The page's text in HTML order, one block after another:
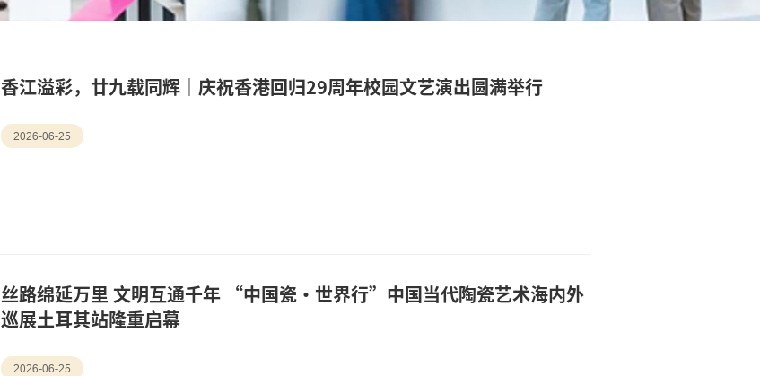
香江溢彩，廿九载同辉｜庆祝香港回归29周年校园文艺演出圆满举行
2026-06-25
丝路绵延万里 文明互通千年 “中国瓷・世界行”中国当代陶瓷艺术海内外
巡展土耳其站隆重启幕
2026-06-25